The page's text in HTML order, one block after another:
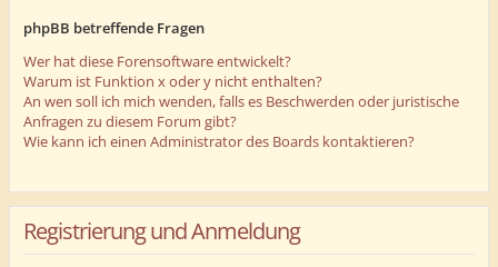
phpBB betreffende Fragen
Wer hat diese Forensoftware entwickelt?
Warum ist Funktion x oder y nicht enthalten?
An wen soll ich mich wenden, falls es Beschwerden oder juristische
Anfragen zu diesem Forum gibt?
Wie kann ich einen Administrator des Boards kontaktieren?
Registrierung und Anmeldung